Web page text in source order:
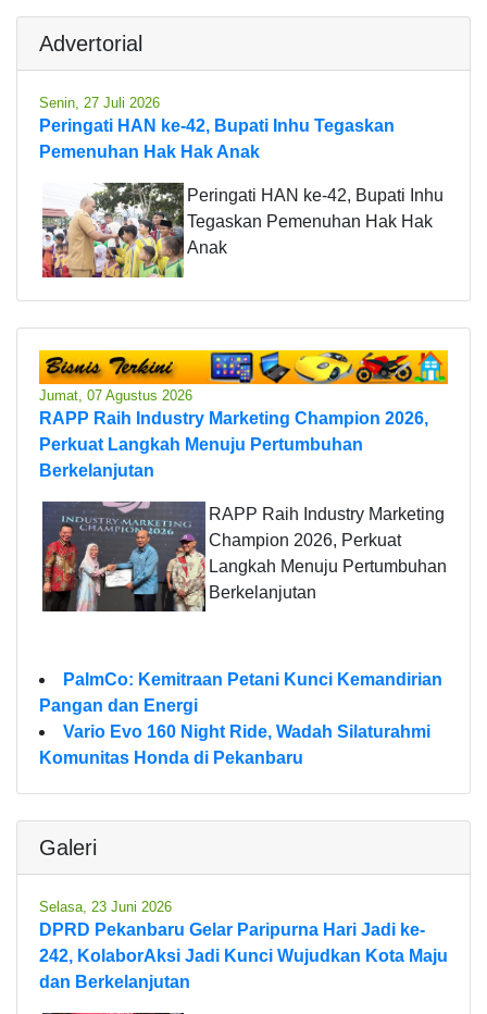
Advertorial
Senin, 27 Juli 2026
Peringati HAN ke-42, Bupati Inhu Tegaskan
Pemenuhan Hak Hak Anak
Peringati HAN ke-42, Bupati Inhu
Tegaskan Pemenuhan Hak Hak
Anak
Jumat, 07 Agustus 2026
RAPP Raih Industry Marketing Champion 2026,
Perkuat Langkah Menuju Pertumbuhan
Berkelanjutan
RAPP Raih Industry Marketing
Champion 2026, Perkuat
Langkah Menuju Pertumbuhan
Berkelanjutan
PalmCo: Kemitraan Petani Kunci Kemandirian
Pangan dan Energi
Vario Evo 160 Night Ride, Wadah Silaturahmi
Komunitas Honda di Pekanbaru
Galeri
Selasa, 23 Juni 2026
DPRD Pekanbaru Gelar Paripurna Hari Jadi ke-
242, KolaborAksi Jadi Kunci Wujudkan Kota Maju
dan Berkelanjutan